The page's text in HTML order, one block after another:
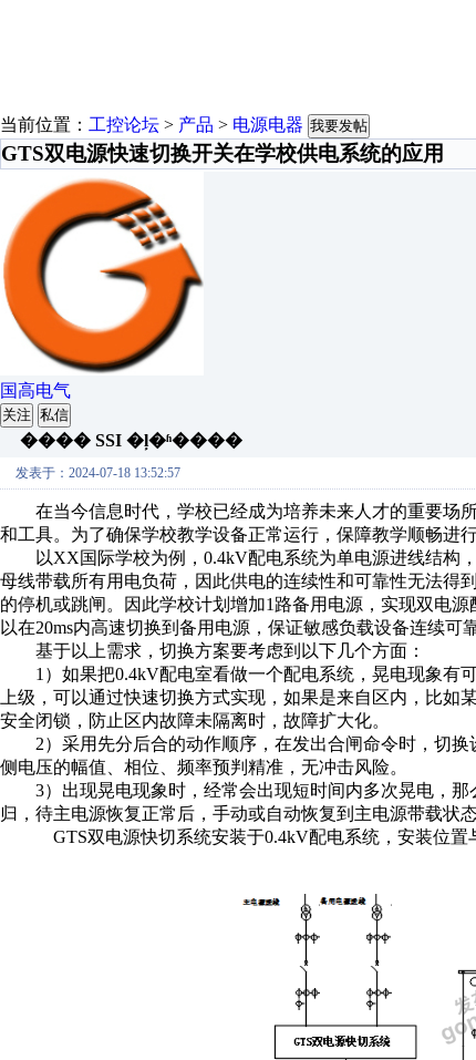
当前位置： 工控论坛 > 产品 > 电源电器 我要发帖
GTS双电源快速切换开关在学校供电系统的应用
国高电气
关注 私信
���� SSI �ļ�ʱ����
发表于：2024-07-18 13:52:57
在当今信息时代，学校已经成为培养未来人才的重要场
和工具。为了确保学校教学设备正常运行，保障教学顺畅进
以XX国际学校为例，0.4kV配电系统为单电源进线结构
母线带载所有用电负荷，因此供电的连续性和可靠性无法得
的停机或跳闸 。 因此学校计划增加1路备用电源，实现双电
以在20ms内高速切换到备用电源， 保证敏感负载设备连续可
基于以上需求，切换方案要考虑到以下几个方面：
1）如果把0.4kV配电室看做一个配电系统，晃电现象有
上级，可以通过快速切换方式实现，如果是来自区内，比如
安全闭锁，防止区内故障未隔离时，故障扩大化。
2）采用先分后合的动作顺序，在发出合闸命令时，切
侧电压的幅值、相位、频率预判精准，无冲击风险。
3）出现晃电现象时，经常会出现短时间内多次晃电，
归，待主电源恢复正常后，手动或自动恢复到主电源带载状态
GTS双电源快切系统安装于0.4kV配电系统，安装位置